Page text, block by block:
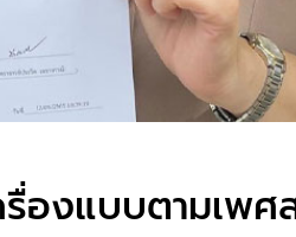
องแบบตามเพศ